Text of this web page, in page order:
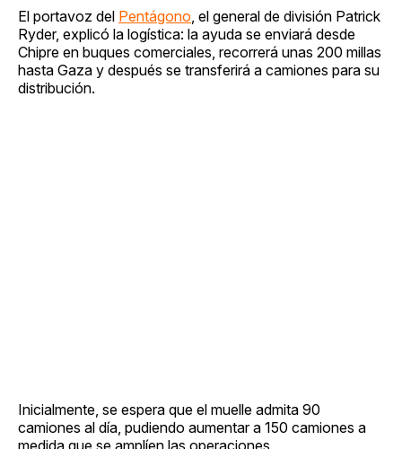
El portavoz del Pentágono , el general de división Patrick
Ryder, explicó la logística: la ayuda se enviará desde
Chipre en buques comerciales, recorrerá unas 200 millas
hasta Gaza y después se transferirá a camiones para su
distribución.
Inicialmente, se espera que el muelle admita 90
camiones al día, pudiendo aumentar a 150 camiones a
medida que se amplíen las operaciones.